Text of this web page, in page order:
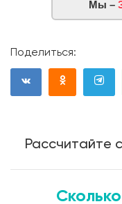
Мы –
Поделиться:
Рассчитайте